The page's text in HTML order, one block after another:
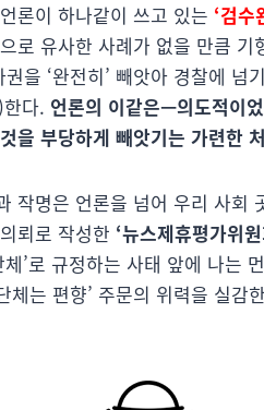
론이 하나같이 쓰고 있는 ‘검수
로 유사한 사례가 없을 만큼
을 ‘완전히’ 빼앗아 경찰에
다. 언론의 이같은—의도적이
을 부당하게 빼앗기는 가련한
작명은 언론을 넘어 우리 사회
뢰로 작성한 ‘뉴스제휴평가위
’로 규정하는 사태 앞에 나는
체는 편향’ 주문의 위력을 실감